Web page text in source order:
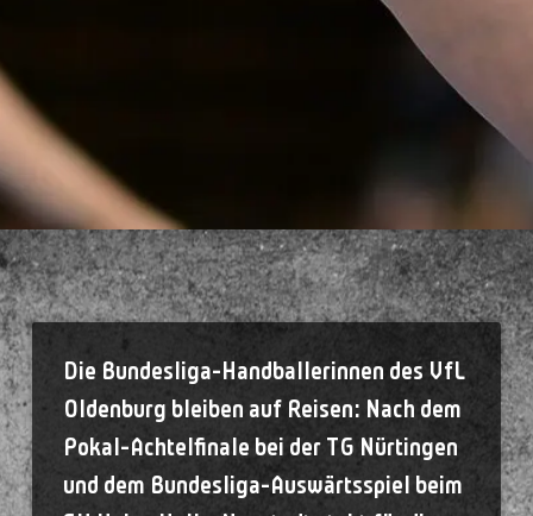
Die Bundesliga-Handballerinnen des VfL
Oldenburg bleiben auf Reisen: Nach dem
Pokal-Achtelfinale bei der TG Nürtingen
und dem Bundesliga-Auswärtsspiel beim